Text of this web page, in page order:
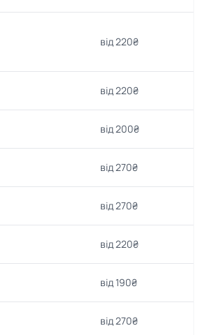
від 220₴
від 220₴
від 200₴
від 270₴
від 270₴
від 220₴
від 190₴
від 270₴